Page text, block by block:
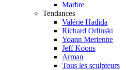
Marbre
Tendances
Valérie Hadida
Richard Orlinski
Yoann Merienne
Jeff Koons
Arman
Tous les sculpteurs